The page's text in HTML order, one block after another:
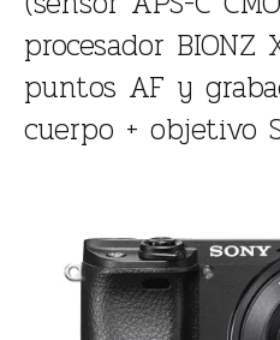
procesador BIONZ
puntos AF y
cuerpo + objetivo